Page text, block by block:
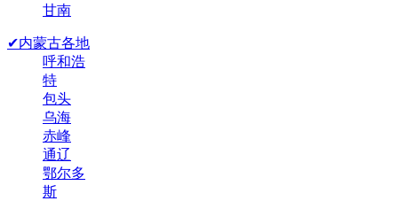
甘南
✔内蒙古各地
呼和浩
特
包头
乌海
赤峰
通辽
鄂尔多
斯